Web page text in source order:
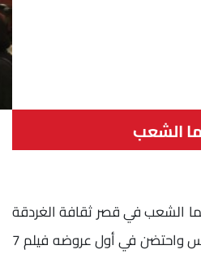
الشعب
الشعب في قصر ثقافة الغردقة
والذي تم إفتتاحه مساء أمس واحتضن في أول عروضه فيلم 7